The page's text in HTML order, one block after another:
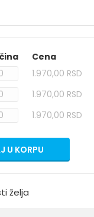
Cena
1.970,00 RSD
1.970,00 RSD
1.970,00 RSD
U KORPU
želja